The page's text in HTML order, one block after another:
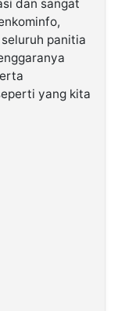
dan sangat
panitia
yang kita